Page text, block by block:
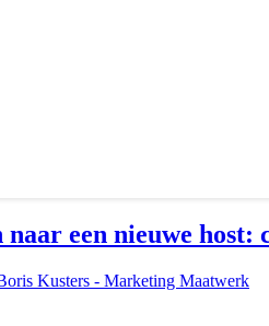
een nieuwe host:
Kusters - Marketing Maatwerk